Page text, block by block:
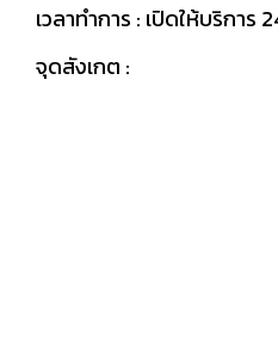
เวลาทำการ : เปิดให้บริการ
จุดสังเกต :